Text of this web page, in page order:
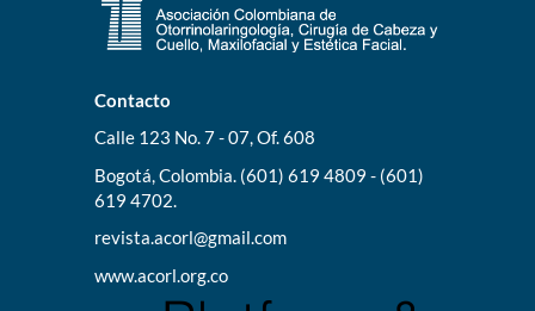
Contacto
Calle 123 No. 7 - 07, Of. 608
Bogotá, Colombia. (601) 619 4809 - (601)
619 4702.
revista.acorl@gmail.com
www.acorl.org.co